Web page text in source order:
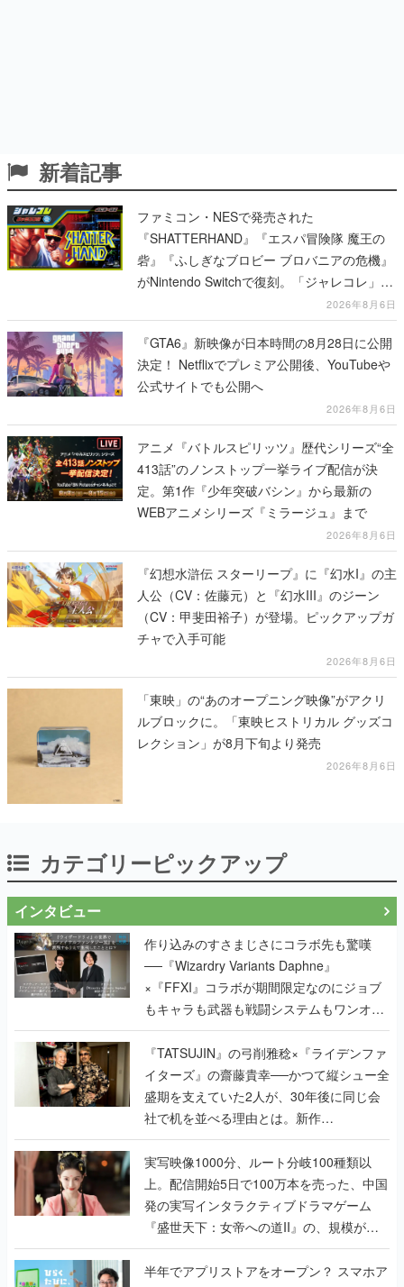
新着記事
ファミコン・NESで発売された
『SHATTERHAND』『エスパ冒険隊 魔王の
砦』『ふしぎなブロビー ブロバニアの危機』
がNintendo Switchで復刻。「ジャレコレ」シ
2026年8月6日
『GTA6』新映像が日本時間の8月28日に公開
決定！ Netflixでプレミア公開後、YouTubeや
公式サイトでも公開へ
2026年8月6日
アニメ『バトルスピリッツ』歴代シリーズ“全
413話”のノンストップ一挙ライブ配信が決
定。第1作『少年突破バシン』から最新の
WEBアニメシリーズ『ミラージュ』まで
2026年8月6日
『幻想水滸伝 スターリープ』に『幻水I』の主
人公（CV：佐藤元）と『幻水III』のジーン
（CV：甲斐田裕子）が登場。ピックアップガ
チャで入手可能
2026年8月6日
「東映」の“あのオープニング映像”がアクリ
ルブロックに。「東映ヒストリカル グッズコ
レクション」が8月下旬より発売
2026年8月6日
カテゴリーピックアップ
インタビュー
作り込みのすさまじさにコラボ先も驚嘆
──『Wizardry Variants Daphne』
×『FFXI』コラボが期間限定なのにジョブ
もキャラも武器も戦闘システムもワンオフ
で作り込まれた理由を両ディレクターに聞
く
『TATSUJIN』の弓削雅稔×『ライデンファ
イターズ』の齋藤貴幸──かつて縦シュー全
盛期を支えていた2人が、30年後に同じ会
社で机を並べる理由とは。新作
『TATSUJIN EXTREME』で初タッグを組
んだレジェンド2人に訊く開発秘話
実写映像1000分、ルート分岐100種類以
上。配信開始5日で100万本を売った、中国
発の実写インタラクティブドラマゲーム
『盛世天下：女帝への道II』の、規模が違
うこだわりをプロデューサーに聞いた
半年でアプリストアをオープン？ スマホア